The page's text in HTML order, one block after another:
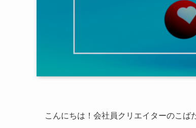
こんにちは！会社員クリエイターのこば